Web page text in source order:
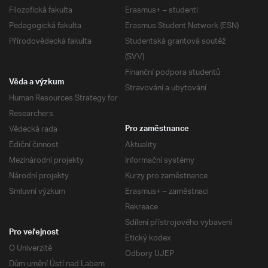
Filozofická fakulta
Pedagogická fakulta
Přírodovědecká fakulta
Erasmus+ – studenti
Erasmus Student Network (ESN)
Studentská grantová soutěž
(SVV)
Finanční podpora studentů
Stravování a ubytování
Věda a výzkum
Human Resources Strategy for
Researchers
Vědecká rada
Ediční činnost
Mezinárodní projekty
Národní projekty
Smluvní výzkum
Pro zaměstnance
Aktuality
Informační systémy
Kurzy pro zaměstnance
Erasmus+ – zaměstnaci
Rekreace
Sdílení přístrojového vybavení
Etický kodex
Odbory UJEP
Pro veřejnost
O Univerzitě
Dům umění Ústí nad Labem